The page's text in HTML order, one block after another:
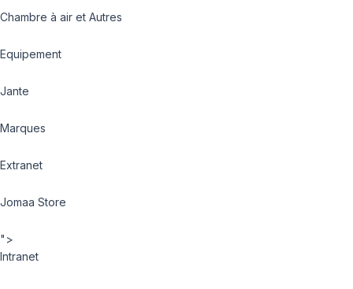
Chambre à air et Autres
Equipement
Jante
Marques
Extranet
Jomaa Store
">
Intranet